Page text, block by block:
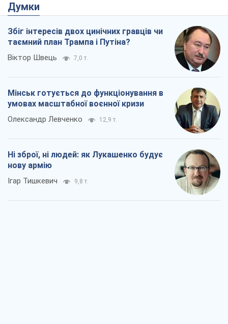
Думки
Збіг інтересів двох цинічних гравців чи
таємний план Трампа і Путіна?
Віктор Швець 7,0 т.
Мінськ готується до функціонування в
умовах масштабної воєнної кризи
Олександр Левченко 12,9 т.
Ні зброї, ні людей: як Лукашенко будує
нову армію
Ігар Тишкевич 9,8 т.